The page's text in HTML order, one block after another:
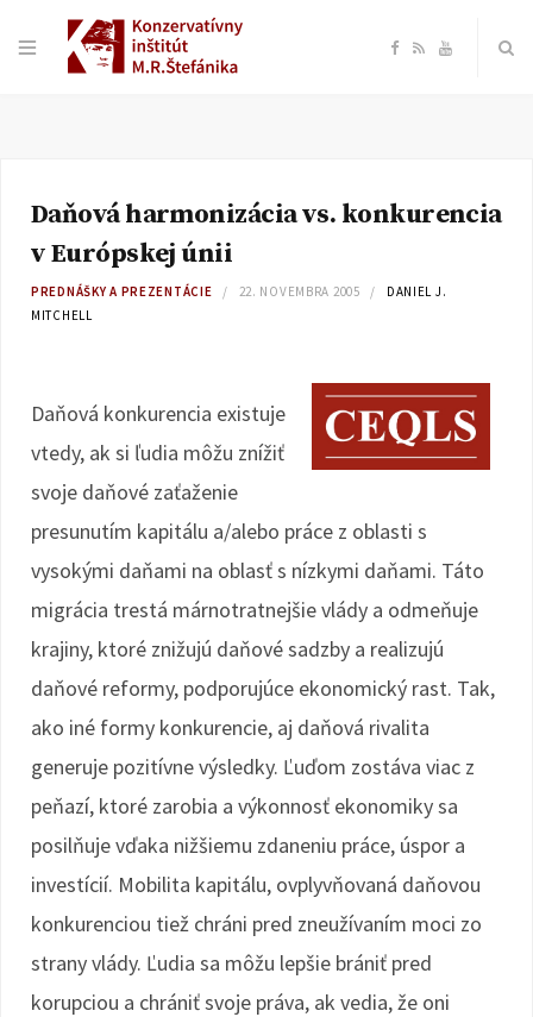
F
e
b
o
k
R Y
T
e
Daňová harmonizácia vs. konkurencia
v Európskej únii
PREDNÁŠKY A PREZENTÁCIE 22. NOVEMBRA 2005
DANIEL J.
MITCHELL
Daňová konkurencia existuje
vtedy, ak si ľudia môžu znížiť
svoje daňové zaťaženie
presunutím kapitálu a/alebo práce z oblasti s
vysokými daňami na oblasť s nízkymi daňami. Táto
migrácia trestá márnotratnejšie vlády a odmeňuje
krajiny, ktoré znižujú daňové sadzby a realizujú
daňové reformy, podporujúce ekonomický rast. Tak,
ako iné formy konkurencie, aj daňová rivalita
generuje pozitívne výsledky. Ľuďom zostáva viac z
peňazí, ktoré zarobia a výkonnosť ekonomiky sa
posilňuje vďaka nižšiemu zdaneniu práce, úspor a
investícií. Mobilita kapitálu, ovplyvňovaná daňovou
konkurenciou tiež chráni pred zneužívaním moci zo
strany vlády. Ľudia sa môžu lepšie brániť pred
korupciou a chrániť svoje práva, ak vedia, že oni